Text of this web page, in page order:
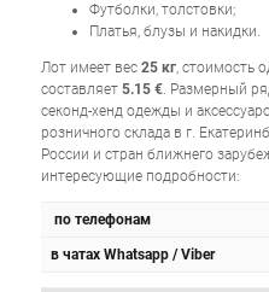
Футболки, толстовки;
Платья, блузы и накидки.
Лот имеет вес 25 кг, стоимость
составляет 5.15 €. Размерный
секонд-хенд одежды и
розничного склада в г.
России и стран ближнего
интересующие подробности:
по телефонам
в чатах Whatsapp / Viber